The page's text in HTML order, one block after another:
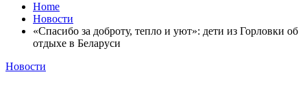
Home
Новости
«Спасибо за доброту, тепло и уют»: дети из Горловки об
отдыхе в Беларуси
Новости